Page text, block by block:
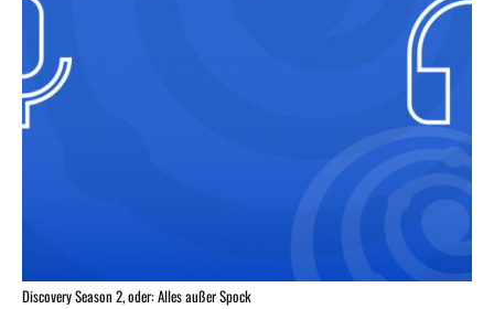
Discovery Season 2, oder: Alles außer Spock